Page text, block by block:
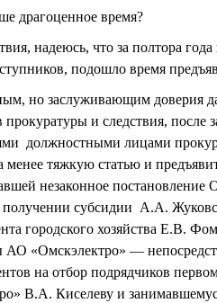
драгоценное время?
надеюсь, что за полтора года
подошло время
но заслуживающим доверия
и следствия, после
должностными лицами
менее тяжкую статью и
незаконное
получении субсидии А.А.
городского хозяйства Е.В.
АО «Омскэлектро» —
на отбор подрядчиков
В.А. Киселеву и